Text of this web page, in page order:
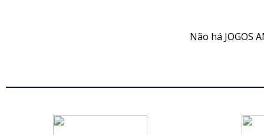
Não há JOGOS